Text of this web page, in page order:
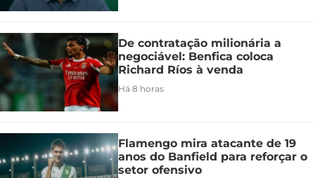
De contratação milionária a
negociável: Benfica coloca
Richard Ríos à venda
Há 8 horas
Flamengo mira atacante de 19
anos do Banfield para reforçar o
setor ofensivo